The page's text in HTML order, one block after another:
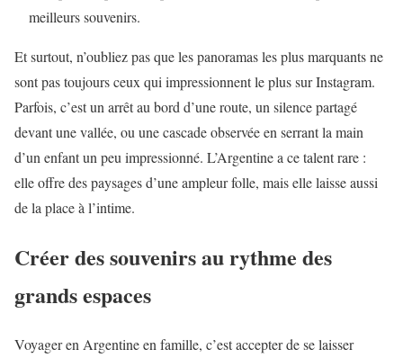
meilleurs souvenirs.
Et surtout, n’oubliez pas que les panoramas les plus marquants ne
sont pas toujours ceux qui impressionnent le plus sur Instagram.
Parfois, c’est un arrêt au bord d’une route, un silence partagé
devant une vallée, ou une cascade observée en serrant la main
d’un enfant un peu impressionné. L’Argentine a ce talent rare :
elle offre des paysages d’une ampleur folle, mais elle laisse aussi
de la place à l’intime.
Créer des souvenirs au rythme des
grands espaces
Voyager en Argentine en famille, c’est accepter de se laisser